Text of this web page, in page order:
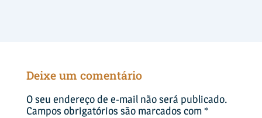
Deixe um comentário
O seu endereço de e-mail não será publicado.
Campos obrigatórios são marcados com*